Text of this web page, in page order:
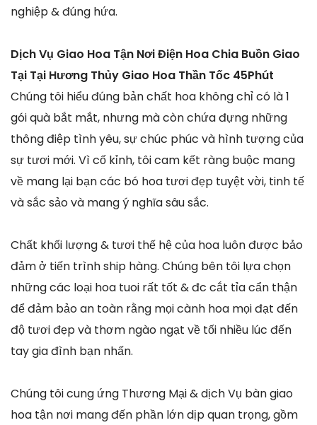
nghiệp & đúng hứa.
Dịch Vụ Giao Hoa Tận Nơi Điện Hoa Chia Buồn Giao
Tại Tại Hương Thủy Giao Hoa Thần Tốc 45Phút
Chúng tôi hiểu đúng bản chất hoa không chỉ có là 1
gói quà bắt mắt, nhưng mà còn chứa đựng những
thông điệp tình yêu, sự chúc phúc và hình tượng của
sự tươi mới. Vì cố kỉnh, tôi cam kết ràng buộc mang
về mang lại bạn các bó hoa tươi đẹp tuyệt vời, tinh tế
và sắc sảo và mang ý nghĩa sâu sắc.
Chất khối lượng & tươi thế hệ của hoa luôn được bảo
đảm ở tiến trình ship hàng. Chúng bên tôi lựa chọn
những các loại hoa tuoi rất tốt & đc cắt tỉa cẩn thận
để đảm bảo an toàn rằng mọi cành hoa mọi đạt đến
độ tươi đẹp và thơm ngào ngạt về tối nhiều lúc đến
tay gia đình bạn nhấn.
Chúng tôi cung ứng Thương Mại & dịch Vụ bàn giao
hoa tận nơi mang đến phần lớn dịp quan trọng, gồm